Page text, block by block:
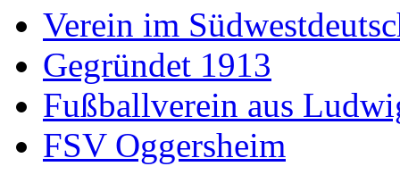
Verein im
Gegründet 1913
Fußballverein aus
FSV Oggersheim